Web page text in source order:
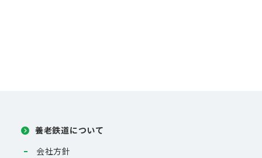
養老鉄道について
会社方針